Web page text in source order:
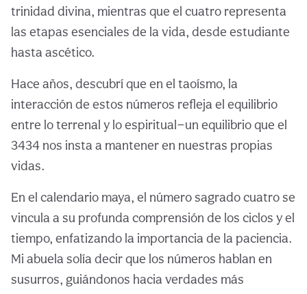
trinidad divina, mientras que el cuatro representa
las etapas esenciales de la vida, desde estudiante
hasta ascético.
Hace años, descubrí que en el taoísmo, la
interacción de estos números refleja el equilibrio
entre lo terrenal y lo espiritual—un equilibrio que el
3434 nos insta a mantener en nuestras propias
vidas.
En el calendario maya, el número sagrado cuatro se
vincula a su profunda comprensión de los ciclos y el
tiempo, enfatizando la importancia de la paciencia.
Mi abuela solía decir que los números hablan en
susurros, guiándonos hacia verdades más